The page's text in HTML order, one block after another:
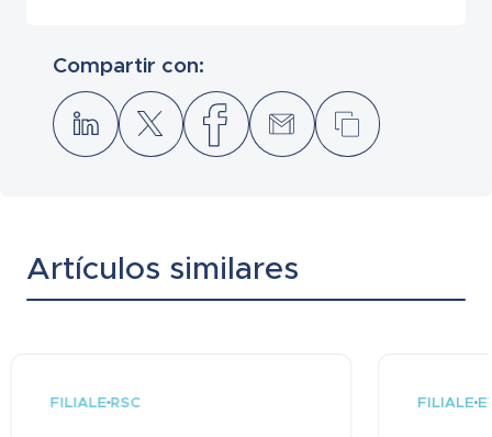
Compartir con:
Artículos similares
FILIALERSC FILIALE